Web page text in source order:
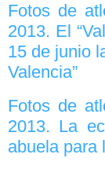
Fotos de
2013. El
15 de junio
Valencia”
Fotos de
2013. La
abuela para